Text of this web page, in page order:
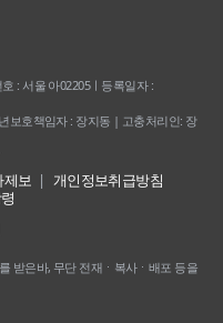
: 서울 아02205ㅣ등록일자 :
보호책임자 : 장지동 | 고충처리인: 장
제보
개인정보취급방침
받은바, 무단 전재ㆍ복사ㆍ배포 등을